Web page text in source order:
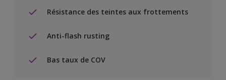
Résistance des teintes aux frottements
Anti-flash rusting
Bas taux de COV